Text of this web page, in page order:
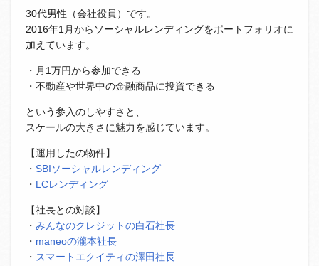
30代男性（会社役員）です。
2016年1月からソーシャルレンディングをポートフォリオに
加えています。
・月1万円から参加できる
・不動産や世界中の金融商品に投資できる
という参入のしやすさと、
スケールの大きさに魅力を感じています。
【運用したの物件】
・ SBIソーシャルレンディング
・ LCレンディング
【社長との対談】
・ みんなのクレジットの白石社長
・ maneoの瀧本社長
・ スマートエクイティの澤田社長